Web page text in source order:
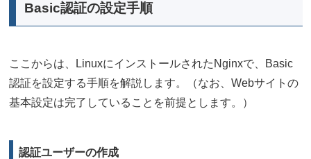
Basic認証の設定手順
ここからは、LinuxにインストールされたNginxで、Basic
認証を設定する手順を解説します。（なお、Webサイトの
基本設定は完了していることを前提とします。）
認証ユーザーの作成